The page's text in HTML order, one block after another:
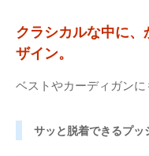
クラシカルな中に
ザイン。
ベストやカーディガンに
サッと脱着できるプ